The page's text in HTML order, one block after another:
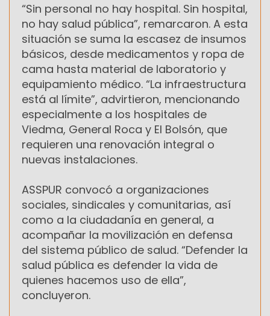
“Sin personal no hay hospital. Sin hospital,
no hay salud pública”, remarcaron. A esta
situación se suma la escasez de insumos
básicos, desde medicamentos y ropa de
cama hasta material de laboratorio y
equipamiento médico. “La infraestructura
está al límite”, advirtieron, mencionando
especialmente a los hospitales de
Viedma, General Roca y El Bolsón, que
requieren una renovación integral o
nuevas instalaciones.
ASSPUR convocó a organizaciones
sociales, sindicales y comunitarias, así
como a la ciudadanía en general, a
acompañar la movilización en defensa
del sistema público de salud. “Defender la
salud pública es defender la vida de
quienes hacemos uso de ella”,
concluyeron.